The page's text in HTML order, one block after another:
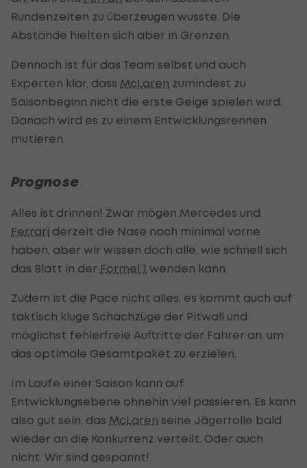
Rundenzeiten zu überzeugen wusste. Die
Abstände hielten sich aber in Grenzen.
Dennoch ist für das Team selbst und auch
Experten klar, dass McLaren zumindest zu
Saisonbeginn nicht die erste Geige spielen wird.
Danach wird es zu einem Entwicklungsrennen
mutieren.
Prognose
Alles ist drinnen! Zwar mögen Mercedes und
Ferrari derzeit die Nase noch minimal vorne
haben, aber wir wissen doch alle, wie schnell sich
das Blatt in der Formel 1 wenden kann.
Zudem ist die Pace nicht alles, es kommt auch auf
taktisch kluge Schachzüge der Pitwall und
möglichst fehlerfreie Auftritte der Fahrer an, um
das optimale Gesamtpaket zu erzielen.
Im Laufe einer Saison kann auf
Entwicklungsebene ohnehin viel passieren. Es kann
also gut sein, das McLaren seine Jägerrolle bald
wieder an die Konkurrenz verteilt. Oder auch
nicht. Wir sind gespannt!